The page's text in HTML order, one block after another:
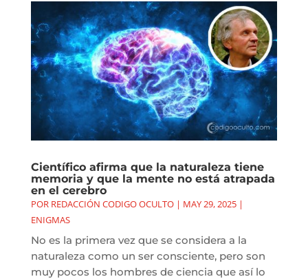
Científico afirma que la naturaleza tiene
memoria y que la mente no está atrapada
en el cerebro
POR REDACCIÓN CODIGO OCULTO| MAY 29, 2025|
ENIGMAS
No es la primera vez que se considera a la
naturaleza como un ser consciente, pero son
muy pocos los hombres de ciencia que así lo